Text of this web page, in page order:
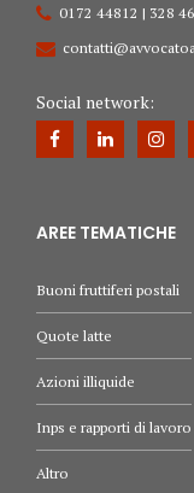
0172 44812 | 328
Social network:
AREE TEMATICHE
Buoni fruttiferi postali
Quote latte
Azioni illiquide
Inps e rapporti di lavoro
Altro